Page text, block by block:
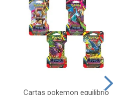
Cartas pokemon equilibrio